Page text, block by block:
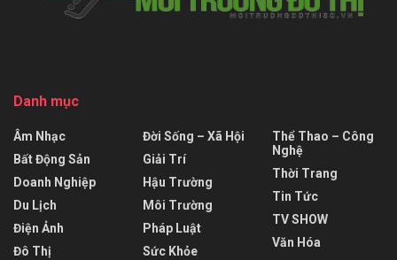
Danh mục
Âm Nhạc
Bất Động Sản
Doanh Nghiệp
Du Lịch
Điện Ảnh
Đô Thị
Đời Sống – Xã Hội
Giải Trí
Hậu Trường
Môi Trường
Pháp Luật
Sức Khỏe
Thể Thao – Công
Nghệ
Thời Trang
Tin Tức
TV SHOW
Văn Hóa